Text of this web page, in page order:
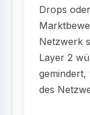
Drops
Netzwerk
Layer 2
gemindert,
des